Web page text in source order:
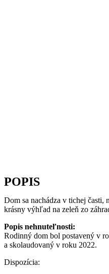
POPIS
Dom sa nachádza v tichej časti,
krásny výhľad na zeleň zo
Popis nehnuteľnosti:
Rodinný dom bol postavený v
a skolaudovaný v roku 2022.
Dispozícia: